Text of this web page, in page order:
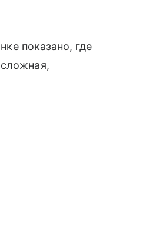
показано, где